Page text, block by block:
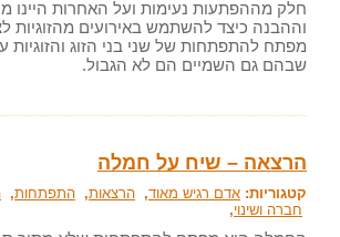
חלק מההפתעות נעימות ועל האחרות היינו
וההבנה כיצד להשתמש באירועים מהזוגיות
מפתח להתפתחות של שני בני הזוג והזוגיות
שבהם גם השמיים הם לא הגבול.
הרצאה – שיח על חמלה
קטגוריות: אדם רגיש מאוד, הרצאות, התפתחות,
חברה ושינוי,